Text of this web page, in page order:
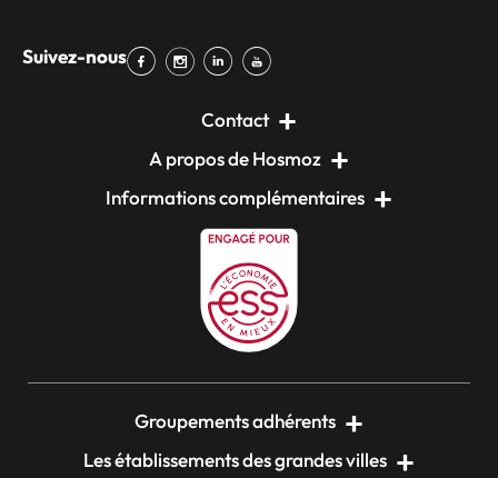
Suivez-nous
Contact
A propos de Hosmoz
Informations complémentaires
Groupements adhérents
Les établissements des grandes villes